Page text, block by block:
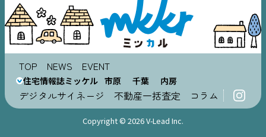
TOP NEWS EVENT
住宅情報誌ミッケル 市原 千葉 内房
デジタルサイネージ 不動産一括査定 コラム
Copyright © 2026 V-Lead Inc.